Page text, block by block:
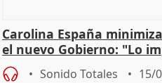
Carolina España
el nuevo Gobierno: "Lo
una leg
Sonido Totales 15/